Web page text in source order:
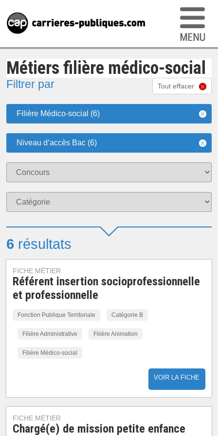
Métiers filière médico-social
Filtrer par Tout effacer
Filière Médico-social (6)
Niveau d’accès Bac (6)
6 résultats
FICHE MÉTIER
Référent insertion socioprofessionnelle
et professionnelle
Fonction Publique Territoriale Catégorie B
Filière Administrative Filière Animation
Filière Médico-social
VOIR LA FICHE
FICHE MÉTIER
Chargé(e) de mission petite enfance